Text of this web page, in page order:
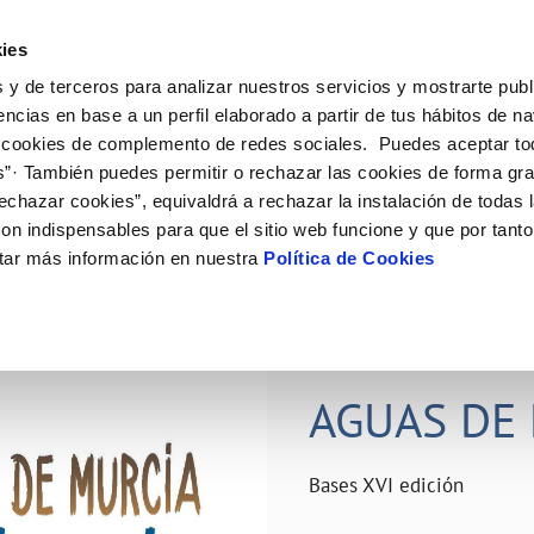
y de terceros para analizar nuestros servicios y mostrarte
en base a un perfil elaborado a partir de tus hábitos de
de complemento de redes sociales. Puedes aceptar
También puedes permitir o rechazar las cookies de forma
cookies”, equivaldrá a rechazar la instalación de todas
indispensables para que el sitio web funcione y que por
más información en nuestra Política de Cookies
de titular
de suministro
MODIFICACIÓN DE DATOS
Actualizar datos bancários
Actualizar datos de
VER TODAS LAS GESTIONES
Tu Servicio
AL CLIENTE
contacto
COMPROMISO DE SERVICIO
Carta de compromisos
Customer Counsel (Defensa del
Tu Agua
del agua
consumidor
CUIDADOS DEL AGUA
Consejos de ahorro
Depósitos comunitarios
comunitarios
Conócenos
DE GESTIÓN Y CERTIFICADOS
PERFIL DEL CONTRATANTE
Plataforma de contratación del
público
Licitaciones en curso
AGUAS
Bases XVI edición